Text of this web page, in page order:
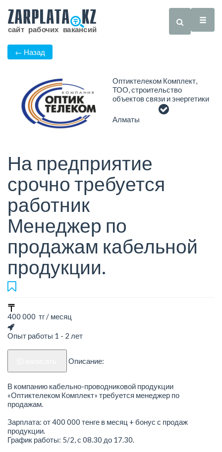
← Назад
Оптиктелеком Комплект,
ТОО, строительство
объектов связи и энергетики
Алматы
На предприятие
срочно требуется
работник
Менеджер по
продажам кабельной
продукции.
400 000 тг / месяц
Опыт работы 1 - 2 лет
Описание:
В компанию кабельно-проводниковой продукции
«Оптиктелеком Комплект» требуется менеджер по
продажам.
Зарплата: от 400 000 тенге в месяц + бонус с продаж
продукции.
График работы: 5/2, с 08.30 до 17.30.